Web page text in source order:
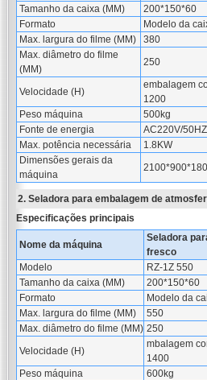
Tamanho da caixa (MM)
200*150*60
Formato
Modelo da
Max. largura do filme (MM)
380
Max. diâmetro do filme
(MM)
250
Velocidade (H)
embalagem
1200
Peso máquina
500kg
Fonte de energia
AC220V/
Max. potência necessária
1.8KW
Dimensões gerais da
máquina
2. Seladora para embalagem de
Especificações principais
Nome da máquina
Seladora
fresco
Modelo
RZ-1Z 550
Tamanho da caixa (MM)
200*150*60
Formato
Modelo da
Max. largura do filme (MM)
550
Max. diâmetro do filme (MM) 250
Velocidade (H)
mbalagem
1400
Peso máquina
600kg